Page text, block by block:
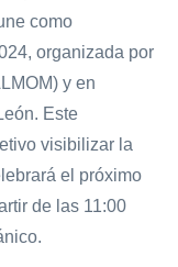
como
organizada por
y en
Este
visibilizar la
el próximo
de las 11:00